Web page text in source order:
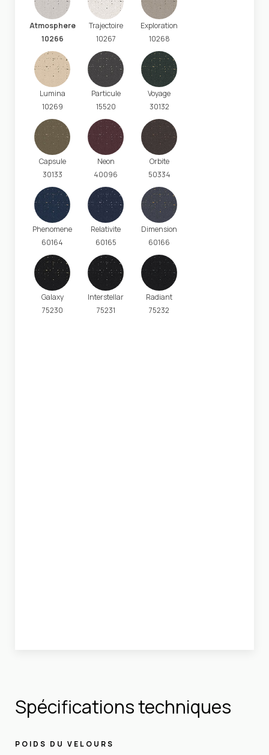
Atmosphere
10266
Trajectoire
10267
Exploration
10268
Lumina
10269
Particule
15520
Voyage
30132
Capsule
30133
Neon
40096
Orbite
50334
Phenomene
60164
Relativite
60165
Dimension
60166
Galaxy
75230
Interstellar
75231
Radiant
75232
Spécifications techniques
POIDS DU VELOURS